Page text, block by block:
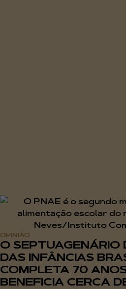
OPINIÃO
O SEPTUAGENÁRIO
DAS INFÂNCIAS
COMPLETA 70
BENEFICIA CERCA